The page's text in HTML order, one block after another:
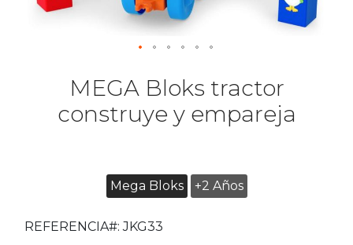
MEGA Bloks tractor
construye y empareja
Mega Bloks +2 Años
REFERENCIA#: JKG33